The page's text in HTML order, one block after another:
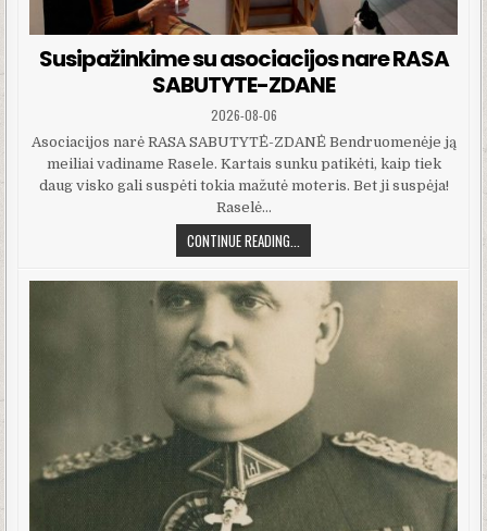
Susipažinkime su asociacijos nare RASA
SABUTYTE-ZDANE
PUBLISHED DATE:
2026-08-06
Asociacijos narė RASA SABUTYTĖ-ZDANĖ Bendruomenėje ją
meiliai vadiname Rasele. Kartais sunku patikėti, kaip tiek
daug visko gali suspėti tokia mažutė moteris. Bet ji suspėja!
Raselė…
CONTINUE READING... SUSIPAŽINKIME SU ASOCIACIJOS